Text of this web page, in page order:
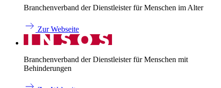
Branchenverband der Dienstleister für Menschen im Alter
Zur Webseite
Branchenverband der Dienstleister für Menschen mit
Behinderungen